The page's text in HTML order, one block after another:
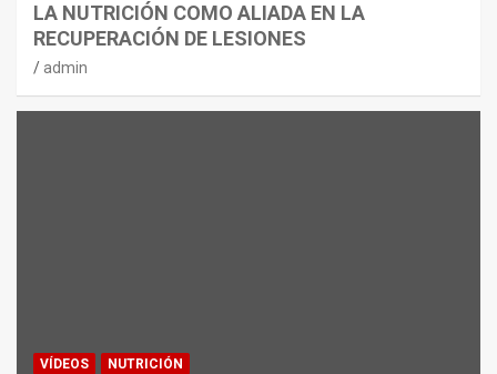
LA NUTRICIÓN COMO ALIADA EN LA
RECUPERACIÓN DE LESIONES
admin
VÍDEOS NUTRICIÓN